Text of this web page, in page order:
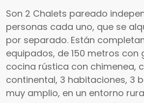
Son 2 Chalets pareado
personas cada uno, que se
por separado. Están
equipados, de 150 metros con
cocina rústica con chimenea,
continental, 3 habitaciones, 3
muy amplio, en un entorno